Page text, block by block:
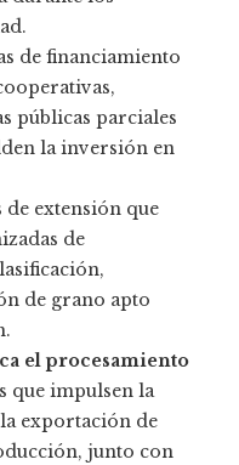
de financiamiento
públicas parciales
la inversión en
de extensión que
de
de grano apto
el procesamiento
que impulsen la
exportación de
junto con